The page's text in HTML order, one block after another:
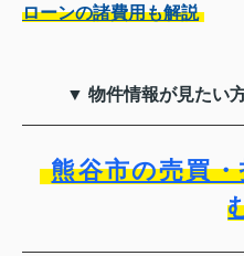
ローンの諸費用も解説
▼ 物件情報が見たい
熊谷市の売買